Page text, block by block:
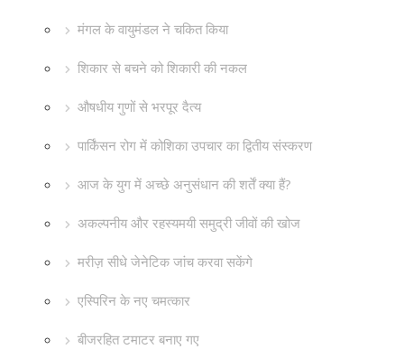
मंगल के वायुमंडल ने चकित किया
शिकार से बचने को शिकारी की नकल
औषधीय गुणों से भरपूर दैत्य
पार्किंसन रोग में कोशिका उपचार का द्वितीय संस्करण
आज के युग में अच्छे अनुसंधान की शर्तें क्या हैं?
अकल्पनीय और रहस्यमयी समुद्री जीवों की खोज
मरीज़ सीधे जेनेटिक जांच करवा सकेंगे
एस्पिरिन के नए चमत्कार
बीजरहित टमाटर बनाए गए